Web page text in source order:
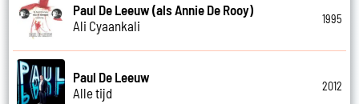
Paul De Leeuw (als Annie De Rooy)
Ali Cyaankali
1995
Paul De Leeuw
Alle tijd
2012